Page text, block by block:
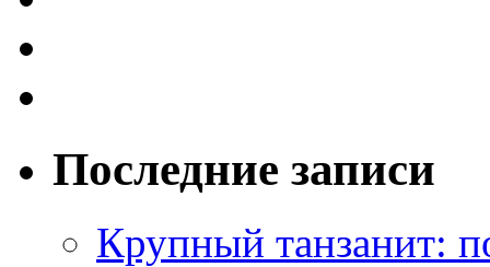
Последние записи
Крупный танзанит: